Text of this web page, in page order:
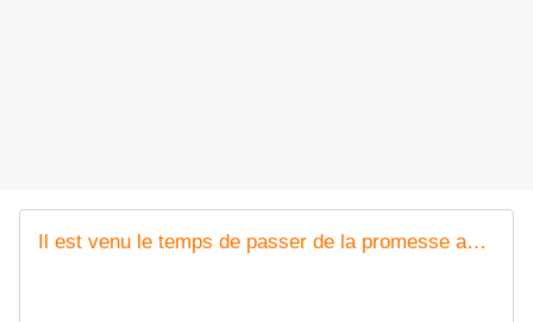
Il est venu le temps de passer de la promesse aux actes